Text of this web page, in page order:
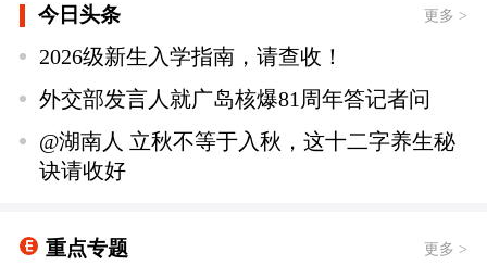
今日头条 更多 >
2026级新生入学指南，请查收！
外交部发言人就广岛核爆81周年答记者问
@湖南人 立秋不等于入秋，这十二字养生秘
诀请收好
重点专题 更多 >